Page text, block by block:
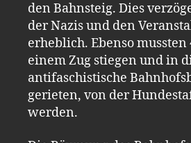
den Bahnsteig. Dies
der Nazis und den
erheblich. Ebenso mussten
einem Zug stiegen und in
antifaschistische
gerieten, von der
werden.